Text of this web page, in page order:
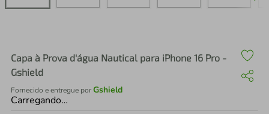
Capa à Prova d'água Nautical para iPhone 16 Pro -
Gshield
Fornecido e entregue porGshield
Carregando…